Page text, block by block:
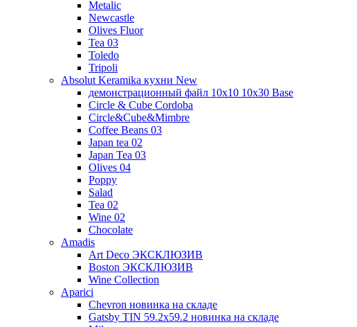
Metalic
Newcastle
Olives Fluor
Tea 03
Toledo
Tripoli
Absolut Keramika кухни New
демонстрационный файл 10x10 10x30 Base
Circle & Cube Cordoba
Circle&Cube&Mimbre
Coffee Beans 03
Japan tea 02
Japan Tea 03
Olives 04
Poppy
Salad
Tea 02
Wine 02
Chocolate
Amadis
Art Deco ЭКСКЛЮЗИВ
Boston ЭКСКЛЮЗИВ
Wine Collection
Aparici
Chevron новинка на складе
Gatsby TIN 59.2x59.2 новинка на складе